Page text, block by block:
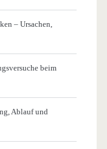
– Ursachen,
beim
Ablauf und